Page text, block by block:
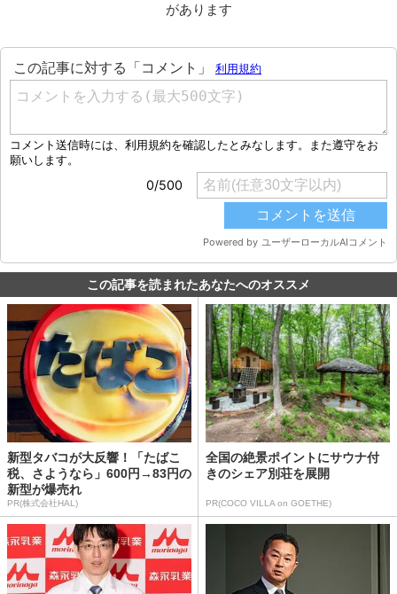
があります
この記事を読まれたあなたへのオススメ
新型タバコが大反響！「たばこ
税、さようなら」600円→83円の
新型が爆売れ
PR(株式会社HAL)
全国の絶景ポイントにサウナ付
きのシェア別荘を展開
PR(COCO VILLA on GOETHE)